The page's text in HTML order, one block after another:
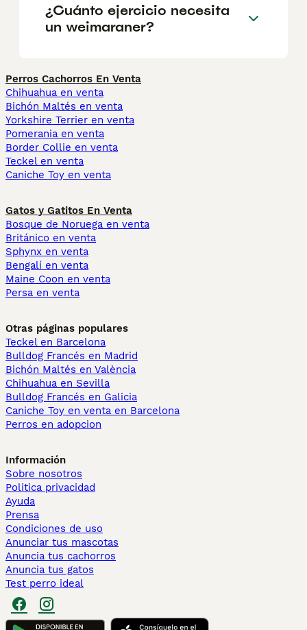
¿Cuánto ejercicio necesita
un weimaraner?
Perros Cachorros En Venta
Chihuahua en venta
Bichón Maltés en venta
Yorkshire Terrier en venta
Pomerania en venta
Border Collie en venta
Teckel en venta
Caniche Toy en venta
Gatos y Gatitos En Venta
Bosque de Noruega en venta
Británico en venta
Sphynx en venta
Bengalí en venta
Maine Coon en venta
Persa en venta
Otras páginas populares
Teckel en Barcelona
Bulldog Francés en Madrid
Bichón Maltés en València
Chihuahua en Sevilla
Bulldog Francés en Galicia
Caniche Toy en venta en Barcelona
Perros en adopcion
Información
Sobre nosotros
Politica privacidad
Ayuda
Prensa
Condiciones de uso
Anunciar tus mascotas
Anuncia tus cachorros
Anuncia tus gatos
Test perro ideal